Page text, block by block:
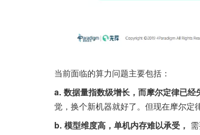
当前面临的算力问题主要包括：
a. 数据量指数级增长，而摩尔定律已经
觉，换个新机器就好了。但现在摩尔定
b. 模型维度高，单机内存难以承受，